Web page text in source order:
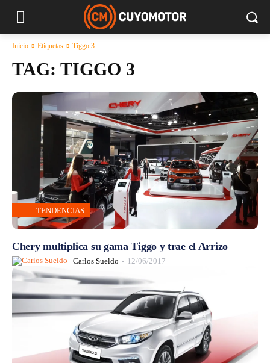
Inicio Etiquetas Tiggo 3
TAG: TIGGO 3
TENDENCIAS
Chery multiplica su gama Tiggo y trae el Arrizo
Carlos Sueldo - 12/06/2017